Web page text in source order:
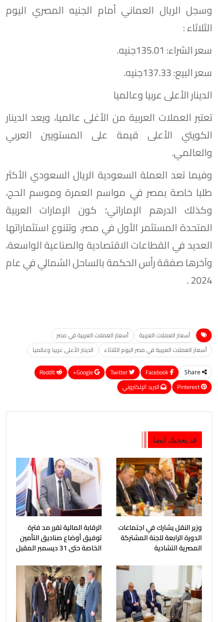
وسجل الريال العماني أمام الجنيه المصري اليوم
الثلاثاء :
سعر الشراء: 135.01جنيه.
سعر البيع: 137.33جنيه.
الدينار الأعلى عربيا وعالميا
تعتبر العملات العربية من الأغلى عالميا، ويعد الدينار
الكويتي الأعلى قيمة على المستويين العربي
والعالمي.
وفيما تعد العملة السعودية الريال السعودي الأكثر
طلبا خاصة بمصر في مواسم العمرة وموسم الحج،
وكذلك الدرهم الإماراتي؛ كون الإمارات العربية
المتحدة المستثمر الأول في مصر، وتتنوع استثماراتها
العديد في القطاعات الاقتصادية والصناعية الواسعة،
وآخرها صفقة رأس الحكمة بالساحل الشمالي في عام
2024 .
أسعار العملات العربية
أسعار العملات العربية في مصر
أسعار العملات العربية في مصر اليوم الثلاثاء
الدينار الأعلى عربيا وعالميا
Share
Google+
ReddIt
Pinterest
البريد الإلكتروني
قد يعجبك ايضا
وزير النقل يشارك في اجتماعات
الدورة الرابعة للجنة المشتركة
المصرية التشادية
الرقابة المالية تقرر مد فترة
توفيق أوضاع صناديق التأمين
الخاصة حتى 31 ديسمبر المقبل